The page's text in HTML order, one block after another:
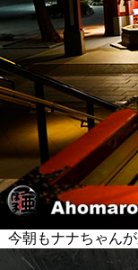
今朝もナナちゃんが